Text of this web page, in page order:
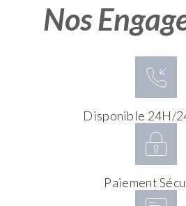
Nos
Disponible 24H/
Paiement